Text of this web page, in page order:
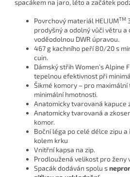
spacákem na jaro, léto a začátek
Povrchový materiál HELIUMTM
prodyšný a odolný vůči větru a
voděodolnou DWR úpravou.
467 g kachního peří 80/20 s
cuin.
Dámský střih Women’s Alpine
tepelnou efektivnost při
Šikmé komory – pro
minimální hmotnosti.
Anatomicky tvarovaná kapuce
Anatomicky tvarovaná a
komor.
Boční léga po celé délce zipu
kolem krku
Vnitřní kapsa na zip.
Prodloužená velikost pro ženy
Spacák dodáván spolu s